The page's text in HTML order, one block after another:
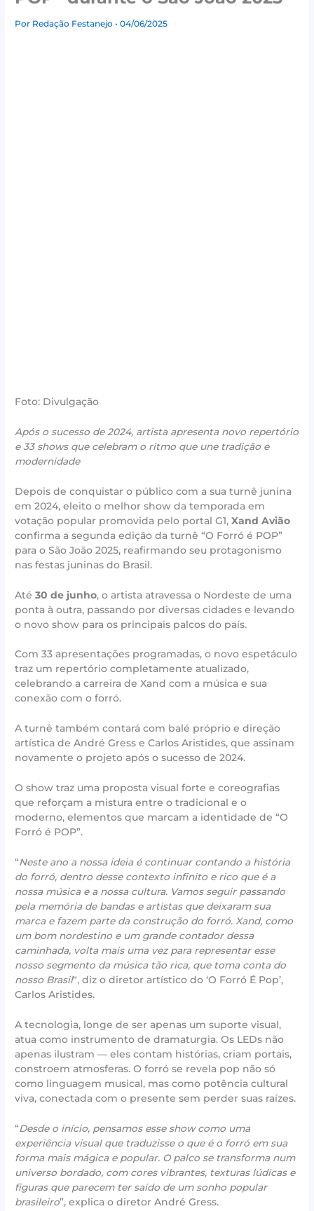
Por Redação Festanejo• 04/06/2025
Foto: Divulgação
Após o sucesso de 2024, artista apresenta novo repertório
e 33 shows que celebram o ritmo que une tradição e
modernidade
Depois de conquistar o público com a sua turnê junina
em 2024, eleito o melhor show da temporada em
votação popular promovida pelo portal G1,Xand Avião
confirma a segunda edição da turnê “O Forró é POP”
para o São João 2025, reafirmando seu protagonismo
nas festas juninas do Brasil.
Até30 de junho, o artista atravessa o Nordeste de uma
ponta à outra, passando por diversas cidades e levando
o novo show para os principais palcos do país.
Com 33 apresentações programadas, o novo espetáculo
traz um repertório completamente atualizado,
celebrando a carreira de Xand com a música e sua
conexão com o forró.
A turnê também contará com balé próprio e direção
artística de André Gress e Carlos Aristides, que assinam
novamente o projeto após o sucesso de 2024.
O show traz uma proposta visual forte e coreografias
que reforçam a mistura entre o tradicional e o
moderno, elementos que marcam a identidade de “O
Forró é POP”.
“Neste ano a nossa ideia é continuar contando a história
do forró, dentro desse contexto infinito e rico que é a
nossa música e a nossa cultura. Vamos seguir passando
pela memória de bandas e artistas que deixaram sua
marca e fazem parte da construção do forró. Xand, como
um bom nordestino e um grande contador dessa
caminhada, volta mais uma vez para representar esse
nosso segmento da música tão rica, que toma conta do
nosso Brasil“, diz o diretor artístico do ‘O Forró É Pop’,
Carlos Aristides.
A tecnologia, longe de ser apenas um suporte visual,
atua como instrumento de dramaturgia. Os LEDs não
apenas ilustram — eles contam histórias, criam portais,
constroem atmosferas. O forró se revela pop não só
como linguagem musical, mas como potência cultural
viva, conectada com o presente sem perder suas raízes.
“Desde o início, pensamos esse show como uma
experiência visual que traduzisse o que é o forró em sua
forma mais mágica e popular. O palco se transforma num
universo bordado, com cores vibrantes, texturas lúdicas e
figuras que parecem ter saído de um sonho popular
brasileiro”, explica o diretor André Gress.